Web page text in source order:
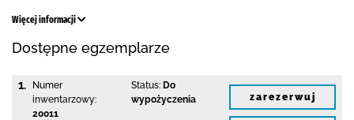
Więcej informacji
Dostępne egzemplarze
1.
Numer
inwentarzowy:
20011
Status: Do
wypożyczenia
zarezerwuj